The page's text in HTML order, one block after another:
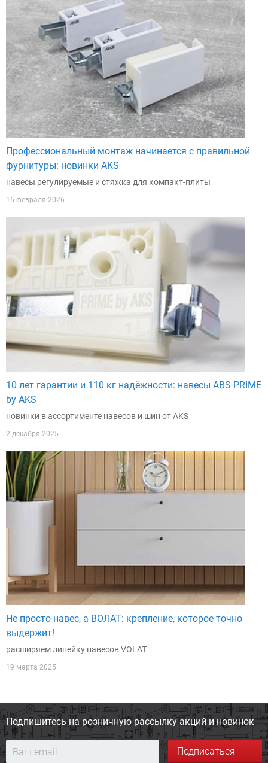
Профессиональный монтаж начинается с правильной
фурнитуры: новинки AKS
навесы регулируемые и стяжка для компакт-плиты
16 февраля 2026
10 лет гарантии и 110 кг надёжности: навесы ABS PRIME
by AKS
новинки в ассортименте навесов и шин от AKS
2 декабря 2025
Не просто навес, а ВОЛАТ: крепление, которое точно
выдержит!
расширяем линейку навесов VOLAT
19 марта 2025
Подпишитесь на розничную рассылку акций и новинок
Подписаться